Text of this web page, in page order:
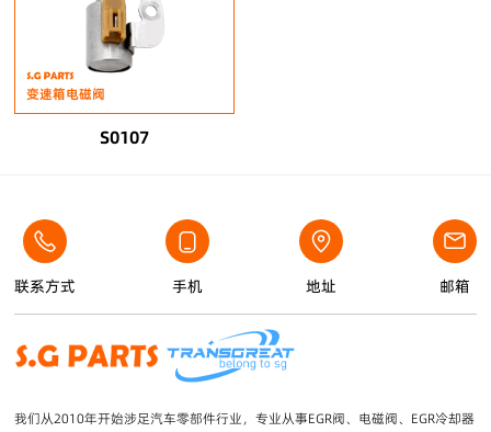
变速箱电磁阀
S0107
联系方式 手机 地址 邮箱
我们从2010年开始涉足汽车零部件行业，专业从事EGR阀、电磁阀、EGR冷却器